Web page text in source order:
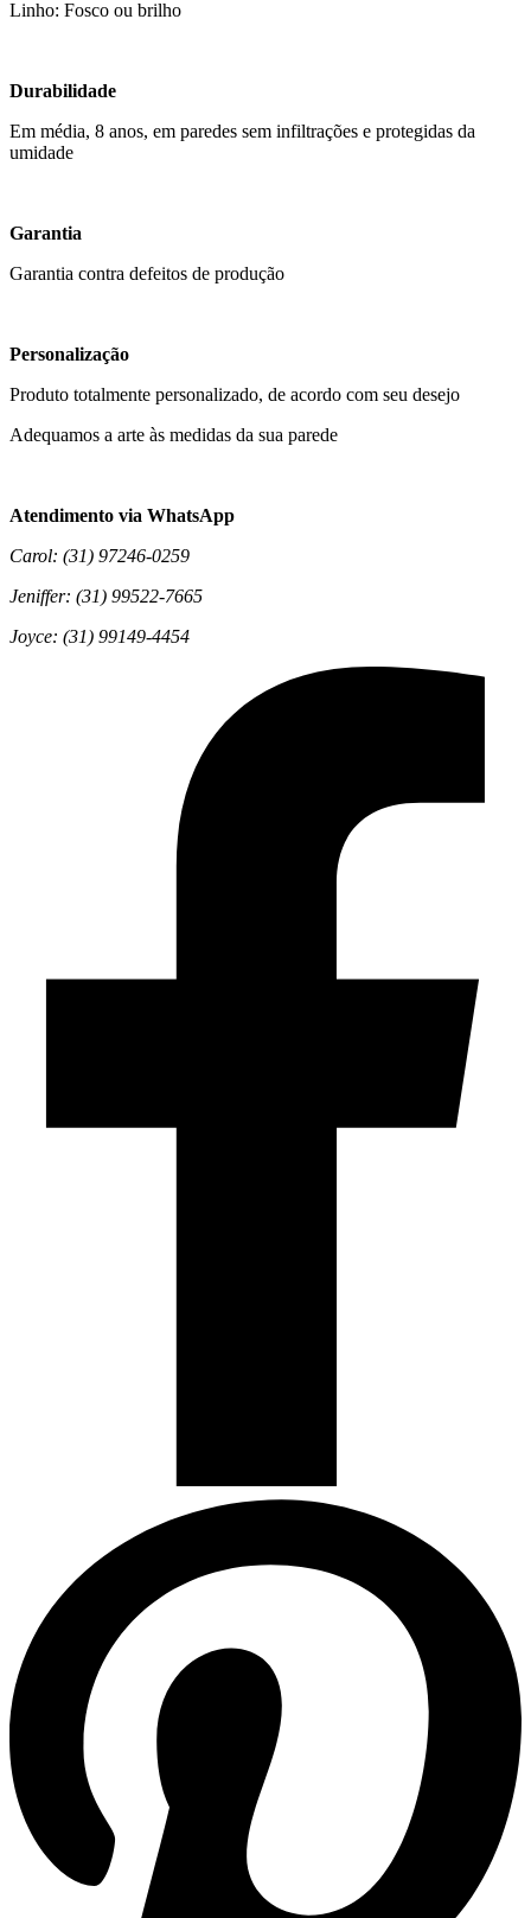
Linho: Fosco ou brilho
Durabilidade
Em média, 8 anos, em paredes sem infiltrações e protegidas da
umidade
Garantia
Garantia contra defeitos de produção
Personalização
Produto totalmente personalizado, de acordo com seu desejo
Adequamos a arte às medidas da sua parede
Atendimento via WhatsApp
Carol: (31) 97246-0259
Jeniffer: (31) 99522-7665
Joyce: (31) 99149-4454